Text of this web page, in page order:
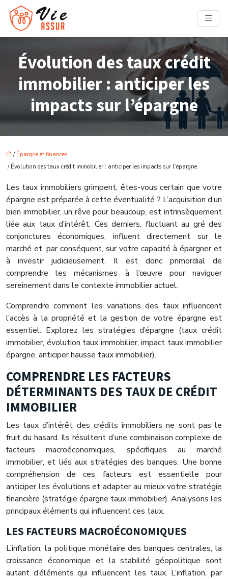
Évolution des taux crédit
immobilier : anticiper les
impacts sur l’épargne
/ Épargne et finances
/ Évolution des taux crédit immobilier : anticiper les impacts sur l’épargne
Les taux immobiliers grimpent, êtes-vous certain que votre
épargne est préparée à cette éventualité ? L’acquisition d’un
bien immobilier, un rêve pour beaucoup, est intrinsèquement
liée aux taux d’intérêt. Ces derniers, fluctuant au gré des
conjonctures économiques, influent directement sur le
marché et, par conséquent, sur votre capacité à épargner et
à investir judicieusement. Il est donc primordial de
comprendre les mécanismes à l’œuvre pour naviguer
sereinement dans le contexte immobilier actuel.
Comprendre comment les variations des taux influencent
l’accès à la propriété et la gestion de votre épargne est
essentiel. Explorez les stratégies d’épargne (taux crédit
immobilier, évolution taux immobilier, impact taux immobilier
épargne, anticiper hausse taux immobilier).
COMPRENDRE LES FACTEURS
DÉTERMINANTS DES TAUX DE CRÉDIT
IMMOBILIER
Les taux d’intérêt des crédits immobiliers ne sont pas le
fruit du hasard. Ils résultent d’une combinaison complexe de
facteurs macroéconomiques, spécifiques au marché
immobilier, et liés aux stratégies des banques. Une bonne
compréhension de ces facteurs est essentielle pour
anticiper les évolutions et adapter au mieux votre stratégie
financière (stratégie épargne taux immobilier). Analysons les
principaux éléments qui influencent ces taux.
LES FACTEURS MACROÉCONOMIQUES
L’inflation, la politique monétaire des banques centrales, la
croissance économique et la stabilité géopolitique sont
autant d’éléments qui influencent les taux. L’inflation, par